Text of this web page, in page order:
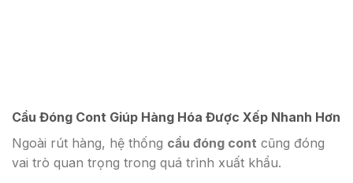
Cầu Đóng Cont Giúp Hàng Hóa Được Xếp Nhanh Hơn
Ngoài rút hàng, hệ thống cầu đóng cont cũng đóng
vai trò quan trọng trong quá trình xuất khẩu.